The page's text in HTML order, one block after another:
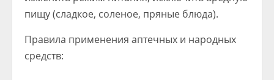
пищу (сладкое, соленое, пряные блюда).
Правила применения аптечных и народных
средств: